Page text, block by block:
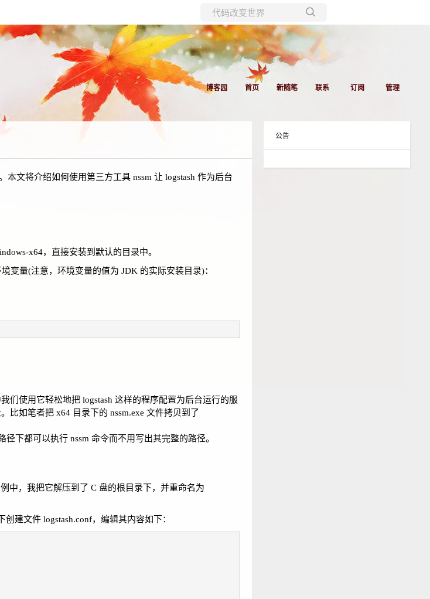
所有博客
当前博客
博客园 首页 新随笔 联系 订阅 管理
文将介绍如何使用第三方工具 nssm 让 logstash 作为后台
x64，直接安装到默认的目录中。
变量(注意，环境变量的值为 JDK 的实际安装目录)：
们使用它轻松地把 logstash 这样的程序配置为后台运行的服
比如笔者把 x64 目录下的 nssm.exe 文件拷贝到了
下都可以执行 nssm 命令而不用写出其完整的路径。
中，我把它解压到了 C 盘的根目录下，并重命名为
建文件 logstash.conf，编辑其内容如下：
公告